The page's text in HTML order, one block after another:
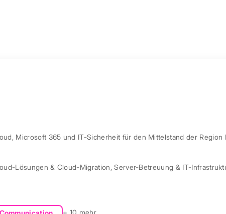
Microsoft 365 und IT-Sicherheit für den Mittelstand der Region
Lösungen & Cloud-Migration,Server-Betreuung & IT-
+ 10 mehr